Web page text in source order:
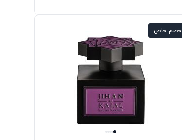
خصم خاص